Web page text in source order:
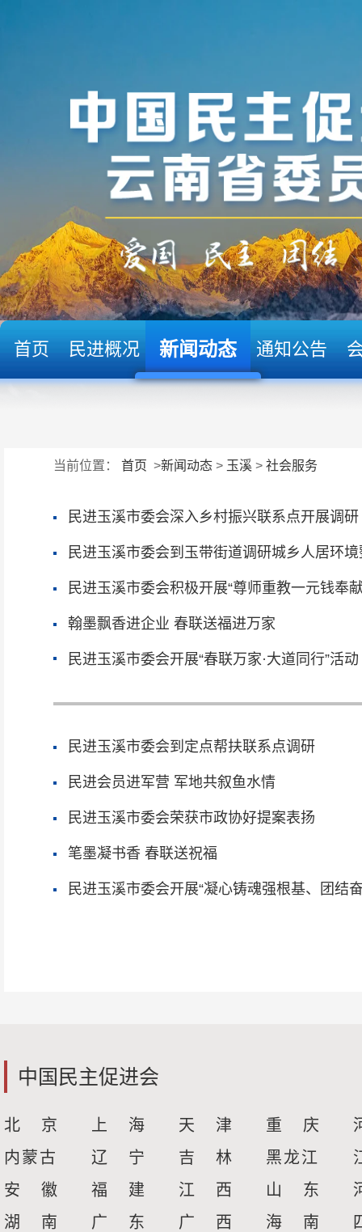
首页 民进概况 新闻动态 通知公告
当前位置： 首页 >新闻动态> 玉溪> 社会服务
民进玉溪市委会深入乡村振兴联系点开展调研
民进玉溪市委会到玉带街道调研城乡人居环
民进玉溪市委会积极开展“尊师重教一元钱奉
翰墨飘香进企业 春联送福进万家
民进玉溪市委会开展“春联万家·大道同行”活动
民进玉溪市委会到定点帮扶联系点调研
民进会员进军营 军地共叙鱼水情
民进玉溪市委会荣获市政协好提案表扬
笔墨凝书香 春联送祝福
民进玉溪市委会开展“凝心铸魂强根基、团结
中国民主促进会
北 京 上 海 天 津 重 庆
内蒙古
辽 宁 吉 林 黑龙江
安 徽
福 建 江 西 山 东
湖 南
广 东 广 西 海 南